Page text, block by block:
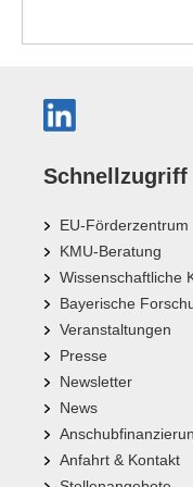
Schnellzugriff
EU-Förderzentrum
KMU-Beratung
Wissenschaftliche
Bayerische
Veranstaltungen
Presse
Newsletter
News
Anfahrt & Kontakt